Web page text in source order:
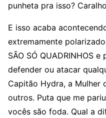
punheta pra isso?
E isso acaba
extremamente
SÃO SÓ QUADRINHOS
defender ou atacar
Capitão Hydra, a Mulher
outros. Puta que me
vocês são foda. Qual a